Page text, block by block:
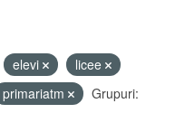
elevi
licee
primariatm
Grupuri: